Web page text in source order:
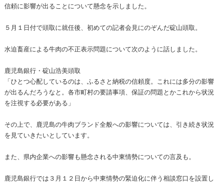
信頼に影響が出ることについて懸念を示しました。
５月１日付で頭取に就任後、初めての記者会見にのぞんだ碇山頭取。
水迫畜産による牛肉の不正表示問題について次のように話しました。
鹿児島銀行・碇山浩美頭取
「ひとつ心配しているのは、ふるさと納税の信頼度。これには多分の影響
が出るんだろうなと。各市町村の要請事項、保証の問題とかこれから状況
を注視する必要がある」
その上で、鹿児島の牛肉ブランド全般への影響については、引き続き状況
を見ていきたいとしています。
また、県内企業への影響も懸念される中東情勢についての言及も。
鹿児島銀行では３月１２日から中東情勢の緊迫化に伴う相談窓口を設置し